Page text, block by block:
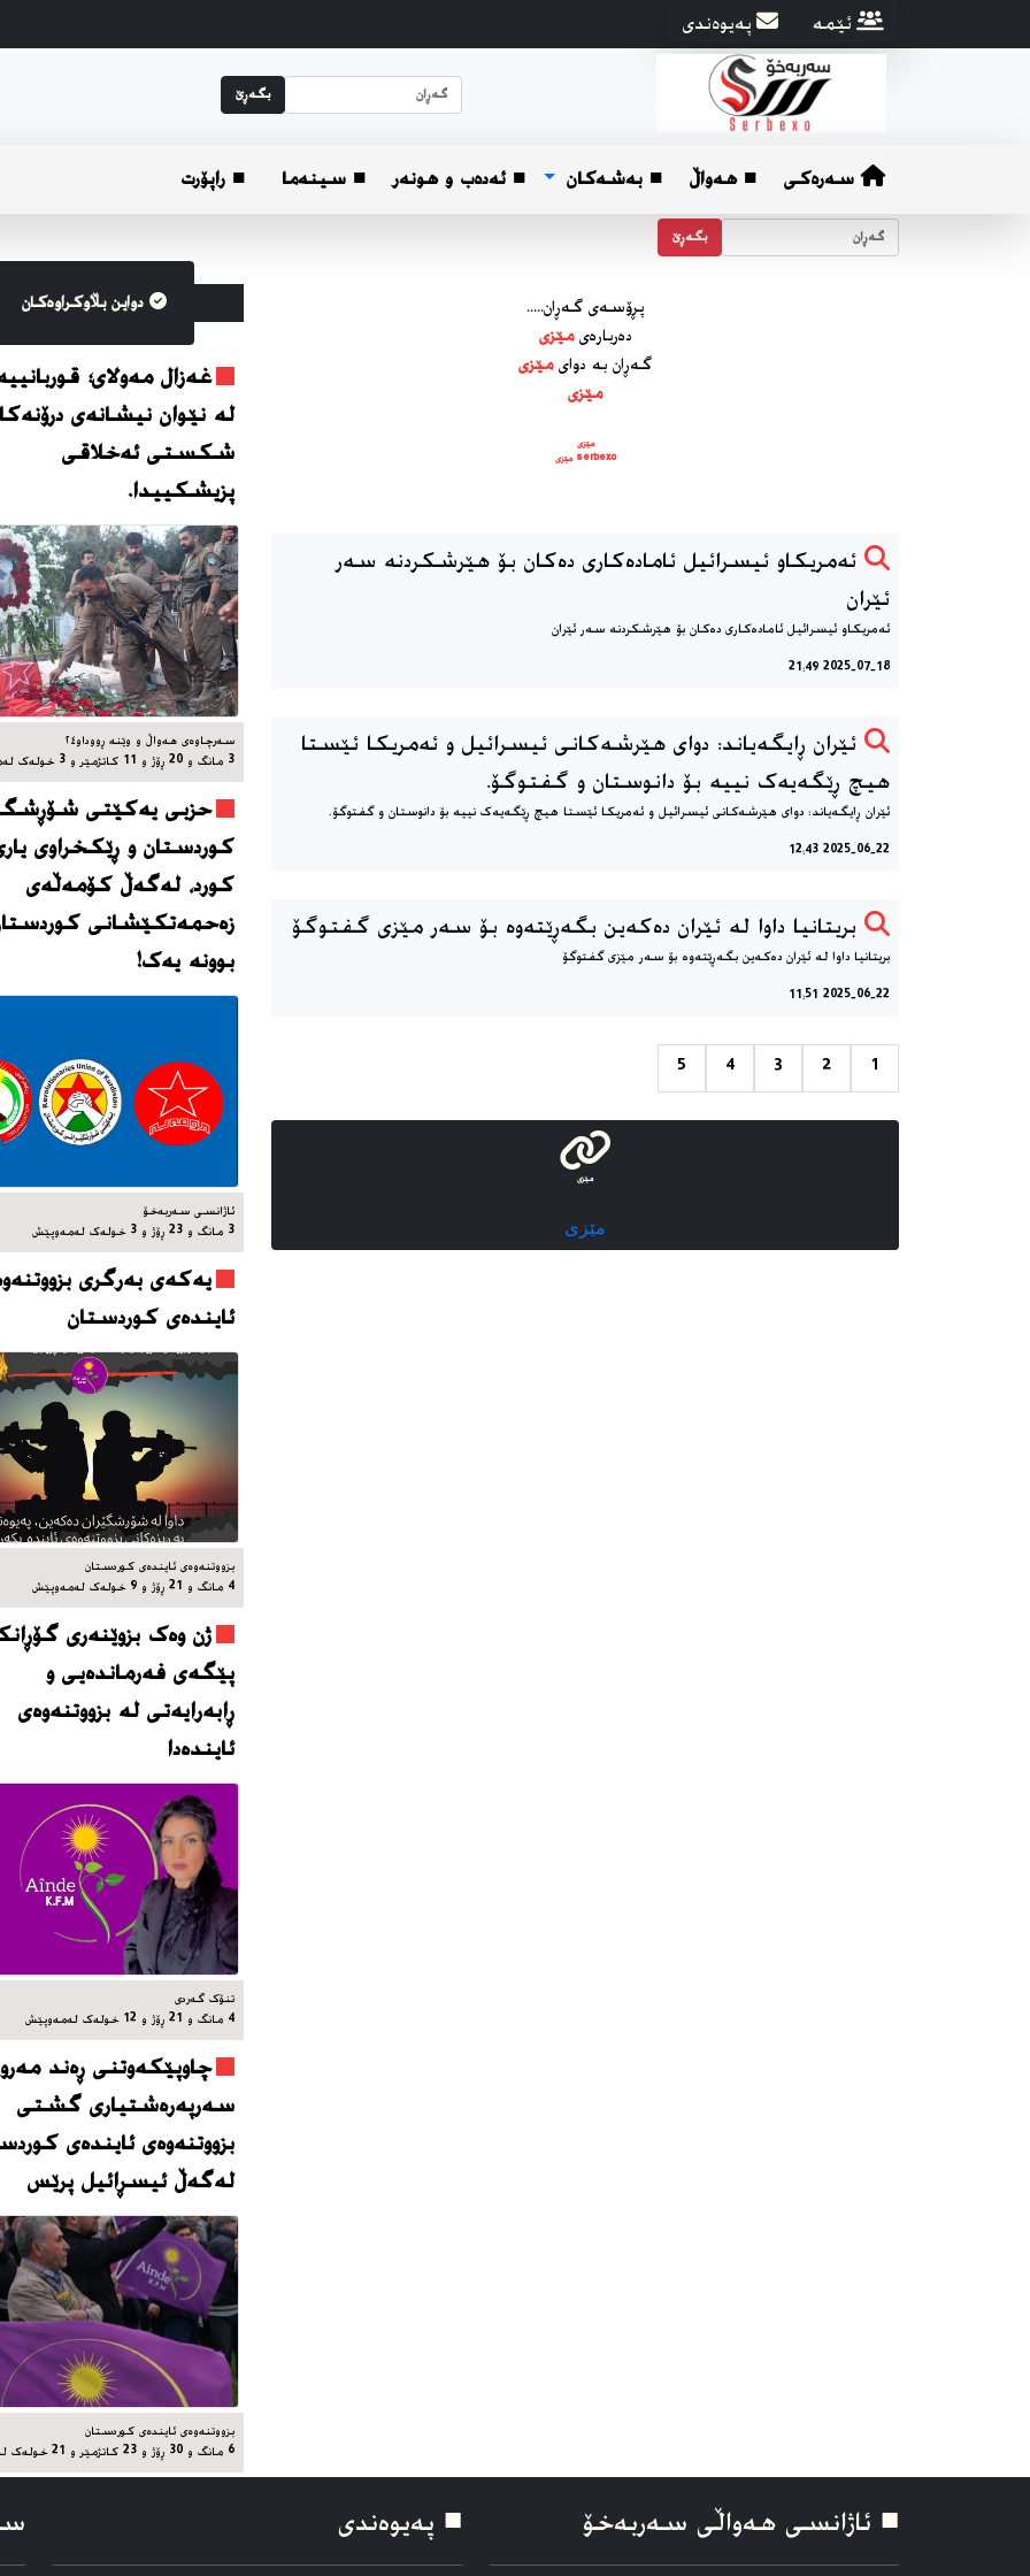
ئێمه په‌یوه‌ندی
بگه‌ڕێ
سەرەکی ■ هه‌واڵ ■ بەشەکان ■ ئه‌ده‌ب و هونه‌ر ■ سینەما ■ راپۆرت
بگه‌ڕێ
پڕۆسه‌ی گه‌ڕان.....
ده‌رباره‌یمێزی
گه‌ڕان به دوایمێزی
مێزی
مێزی
serbexo مێزی
ئەمریکاو ئیسرائیل ئامادەکاری دەکان بۆ هێرشکردنە سەر
ئێران
ئەمریکاو ئیسرائیل ئامادەکاری دەکان بۆ هێرشکردنە سەر ئێران
2025-07-18 21:49
ئێران ڕایگەیاند: دوای هێرشەکانی ئیسرائیل و ئەمریکا ئێستا
هیچ ڕێگەیەک نییە بۆ دانوستان و گفتوگۆ.
ئێران ڕایگەیاند: دوای هێرشەکانی ئیسرائیل و ئەمریکا ئێستا هیچ ڕێگەیەک نییە بۆ دانوستان و گفتوگۆ.
2025-06-22 12:43
2025-06-22 11:51
1
2
3
4
5
مێزی
مێزی
دواین بڵاوکراوه‌کان
غەزال مەولای؛
لە نێوان نیشانەی
شکستی ئەخلاقی
پزیشکییدا.
سه‌رچاوه‌ی هه‌واڵ و وێنه‌ ڕووداو٢٤
3 مانگ و 20 ڕۆژ و 11 کاتژمێر و 3 خوله‌ک له‌مه‌وپێش‌
حزبی یەکێتی
کوردستان و ڕێکخراوی
کورد، له‌گه‌ڵ کۆمەڵەی
زەحمەتکێشانی
بوونه‌ یه‌ک!
ئاژانسی سه‌ربه‌خۆ
3 مانگ و 23 ڕۆژ و 3 خوله‌ک له‌مه‌وپێش‌
یه‌که‌ی به‌رگری
ئاینده‌ی کوردستان
بزووتنه‌وه‌ی ئاینده‌ی کوردستان
4 مانگ و 21 ڕۆژ و 9 خوله‌ک له‌مه‌وپێش‌
ژن وەک بزوێنەری
پێگەی فەرماندەیی و
ڕابەرایەتی لە بزووتنەوەی
ئایندەدا
تنۆک گەردی
4 مانگ و 21 ڕۆژ و 12 خوله‌ک له‌مه‌وپێش‌
چاوپێکەوتنی ڕەند
سەرپەرەشتیاری گشتی
بزووتنەوەی ئایندەی
لەگەڵ ئیسڕائیل پرێس
بزووتنەوەی ئایندەی کوردستان
6 مانگ و 30 ڕۆژ و 23 کاتژمێر و 21 خوله‌ک له‌مه‌وپێش‌
■ ئاژانسی هه‌واڵی سه‌ربه‌خۆ ■ په‌یوه‌ندی